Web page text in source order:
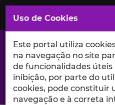
Saltar
para
Conteúdo
Principal
A excelência da
Uso de Cookies
Este portal utiliza
na navegação no site
de funcionalidades úteis
inibição, por parte do
cookies, pode constituir
navegação e à correta